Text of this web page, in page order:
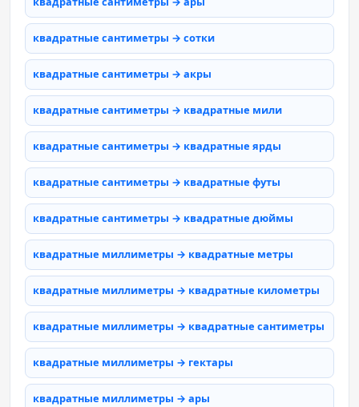
квадратные сантиметры → сотки
квадратные сантиметры → акры
квадратные сантиметры → квадратные мили
квадратные сантиметры → квадратные ярды
квадратные сантиметры → квадратные футы
квадратные сантиметры → квадратные дюймы
квадратные миллиметры → квадратные метры
квадратные миллиметры → квадратные километры
квадратные миллиметры → квадратные сантиметры
квадратные миллиметры → гектары
квадратные миллиметры → ары